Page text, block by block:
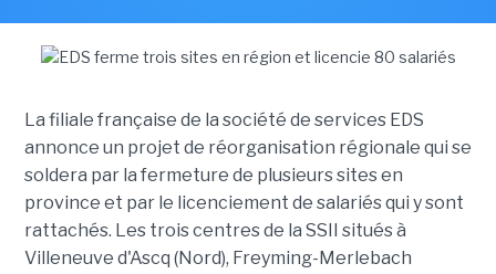
La filiale française de la société de services EDS
annonce un projet de réorganisation régionale qui se
soldera par la fermeture de plusieurs sites en
province et par le licenciement de salariés qui y sont
rattachés. Les trois centres de la SSII situés à
Villeneuve d'Ascq (Nord), Freyming-Merlebach